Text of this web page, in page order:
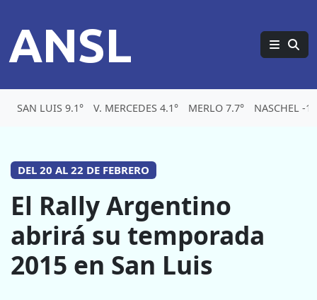
ANSL
SAN LUIS 9.1° V. MERCEDES 4.1° MERLO 7.7° NASCHEL -
DEL 20 AL 22 DE FEBRERO
El Rally Argentino
abrirá su temporada
2015 en San Luis